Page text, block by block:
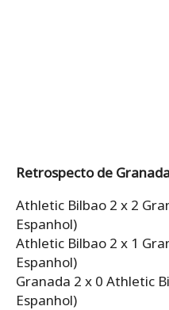
Retrospecto de
Athletic Bilbao 2 x 2
Espanhol)
Athletic Bilbao 2 x 1
Espanhol)
Granada 2 x 0 Athletic
Espanhol)